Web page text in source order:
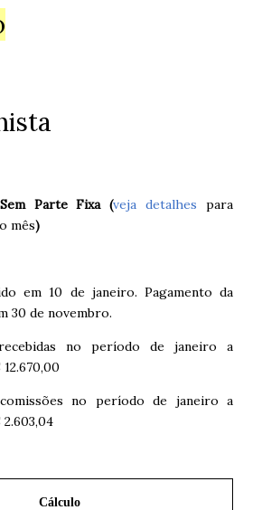
Parte Fixa (veja detalhes para
mês)
em 10 de janeiro. Pagamento da
30 de novembro.
no período de janeiro a
no período de janeiro a
Cálculo